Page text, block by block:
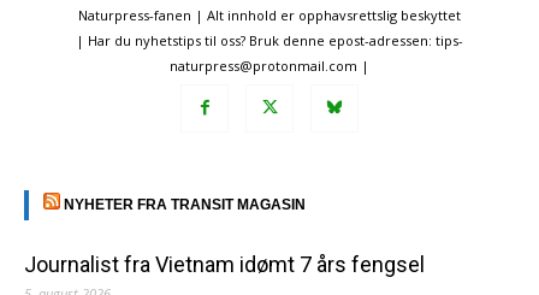
Naturpress-fanen | Alt innhold er opphavsrettslig beskyttet
| Har du nyhetstips til oss? Bruk denne epost-adressen: tips-
naturpress@protonmail.com |
NYHETER FRA TRANSIT MAGASIN
Journalist fra Vietnam idømt 7 års fengsel